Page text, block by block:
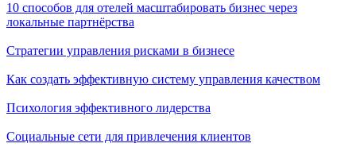
10 способов для отелей масштабировать бизнес через
локальные партнёрства
Стратегии управления рисками в бизнесе
Как создать эффективную систему управления качеством
Психология эффективного лидерства
Социальные сети для привлечения клиентов